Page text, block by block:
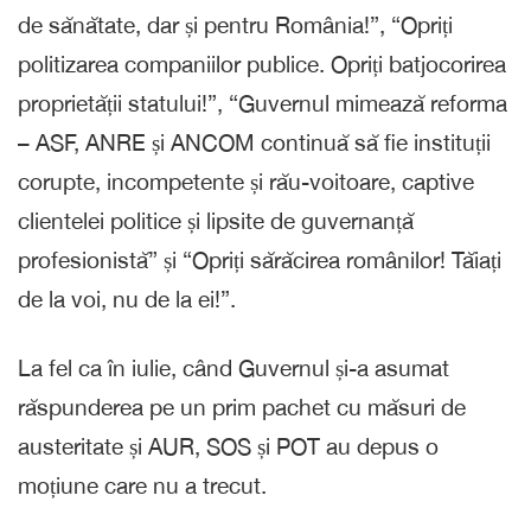
de sănătate, dar și pentru România!”, “Opriți
politizarea companiilor publice. Opriți batjocorirea
proprietății statului!”, “Guvernul mimează reforma
– ASF, ANRE și ANCOM continuă să fie instituții
corupte, incompetente și rău-voitoare, captive
clientelei politice și lipsite de guvernanță
profesionistă” și “Opriți sărăcirea românilor! Tăiați
de la voi, nu de la ei!”.
La fel ca în iulie, când Guvernul și-a asumat
răspunderea pe un prim pachet cu măsuri de
austeritate și AUR, SOS și POT au depus o
moțiune care nu a trecut.